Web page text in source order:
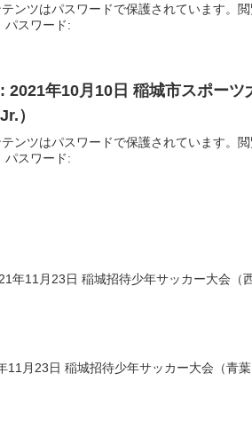
ンツはパスワードで保護されています。
パスワード:
2021年10月10日 稲城市スポー
）
ンツはパスワードで保護されています。
パスワード:
年11月23日 稲城招待少年サッカー大会（
11月23日 稲城招待少年サッカー大会（青葉